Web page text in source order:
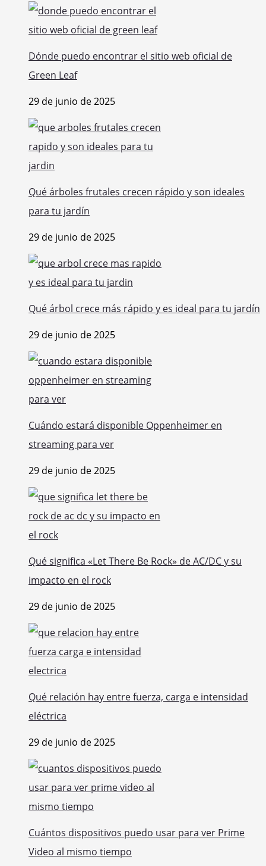
Dónde puedo encontrar el sitio web oficial de
Green Leaf
29 de junio de 2025
Qué árboles frutales crecen rápido y son ideales
para tu jardín
29 de junio de 2025
Qué árbol crece más rápido y es ideal para tu jardín
29 de junio de 2025
Cuándo estará disponible Oppenheimer en
streaming para ver
29 de junio de 2025
Qué significa «Let There Be Rock» de AC/DC y su
impacto en el rock
29 de junio de 2025
Qué relación hay entre fuerza, carga e intensidad
eléctrica
29 de junio de 2025
Cuántos dispositivos puedo usar para ver Prime
Video al mismo tiempo